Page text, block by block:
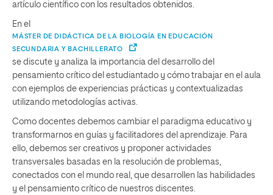
artículo científico con los resultados obtenidos.
En el
MÁSTER DE DIDÁCTICA DE LA BIOLOGÍA EN EDUCACIÓN
SECUNDARIA Y BACHILLERATO
se discute y analiza la importancia del desarrollo del
pensamiento crítico del estudiantado y cómo trabajar en el aula
con ejemplos de experiencias prácticas y contextualizadas
utilizando metodologías activas.
Como docentes debemos cambiar el paradigma educativo y
transformarnos en guías y facilitadores del aprendizaje. Para
ello, debemos ser creativos y proponer actividades
transversales basadas en la resolución de problemas,
conectados con el mundo real, que desarrollen las habilidades
y el pensamiento crítico de nuestros discentes.